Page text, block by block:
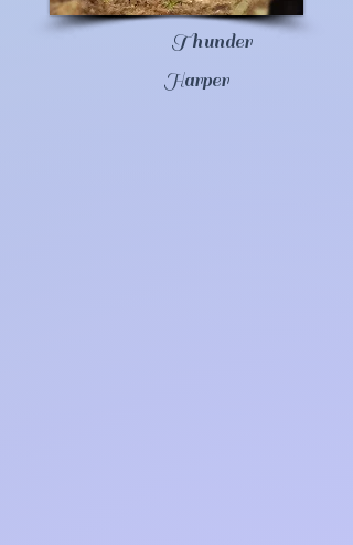
Thunder
Harper